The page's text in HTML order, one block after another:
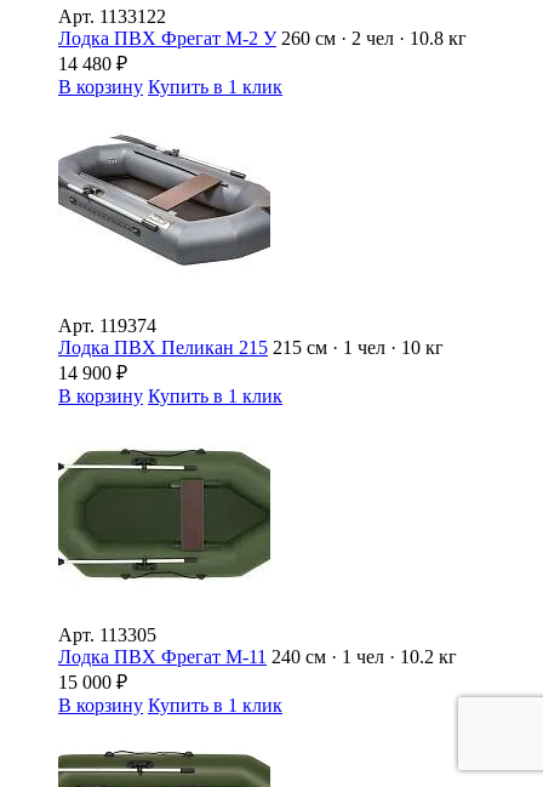
Арт. 1133122
Лодка ПВХ Фрегат М-2 У 260 см · 2 чел · 10.8 кг
14 480 ₽
В корзину Купить в 1 клик
Арт. 119374
Лодка ПВХ Пеликан 215 215 см · 1 чел · 10 кг
14 900 ₽
В корзину Купить в 1 клик
Арт. 113305
Лодка ПВХ Фрегат М-11 240 см · 1 чел · 10.2 кг
15 000 ₽
В корзину Купить в 1 клик